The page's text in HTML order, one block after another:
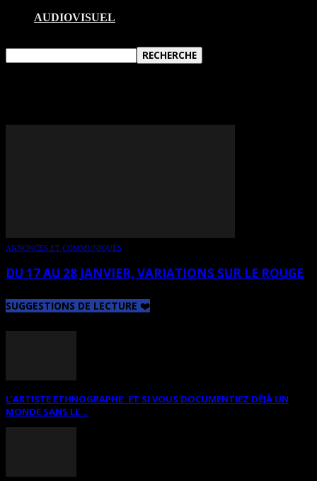
AUDIOVISUEL
ANNONCES ET COMMUNIQUÉS
DU 17 AU 28 JANVIER, VARIATIONS SUR LE ROUGE
SUGGESTIONS DE LECTURE ❤️
L’ARTISTE ETHNOGRAPHE: ET SI VOUS DOCUMENTIEZ DÉJÀ UN
MONDE SANS LE...